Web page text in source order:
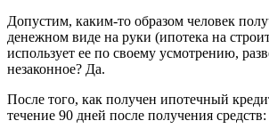
Допустим, каким-то образом человек
денежном виде на руки (ипотека на
использует ее по своему усмотрению,
незаконное? Да.
После того, как получен ипотечный
течение 90 дней после получения средств: